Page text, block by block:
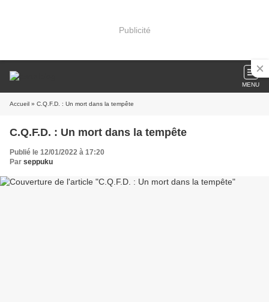
Publicité
MENU
Accueil » C.Q.F.D. : Un mort dans la tempête
C.Q.F.D. : Un mort dans la tempête
Publié le 12/01/2022 à 17:20
Par seppuku